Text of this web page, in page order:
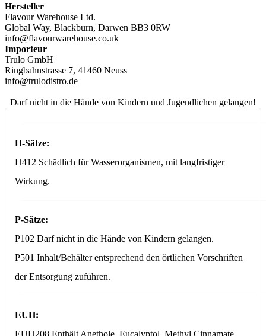
Hersteller
Flavour Warehouse Ltd.
Global Way, Blackburn, Darwen BB3 0RW
info@flavourwarehouse.co.uk
Importeur
Trulo GmbH
Ringbahnstrasse 7, 41460 Neuss
info@trulodistro.de
Darf nicht in die Hände von Kindern und Jugendlichen gelangen!
H-Sätze:
H412 Schädlich für Wasserorganismen, mit langfristiger
Wirkung.
P-Sätze:
P102 Darf nicht in die Hände von Kindern gelangen.
P501 Inhalt/Behälter entsprechend den örtlichen Vorschriften
der Entsorgung zuführen.
EUH:
EUH208 Enthält Anethole, Eucalyptol, Methyl Cinnamate,